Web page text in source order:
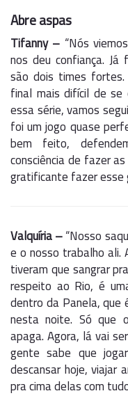
Abre aspas
Tifanny – “Nós
nos deu confiança.
são dois times
final mais difícil de
essa série, vamos
foi um jogo quase
bem feito,
consciência de fazer
gratificante fazer esse
Valquíria –“Nosso
e o nosso trabalho ali.
tiveram que sangrar
respeito ao Rio, é
dentro da Panela, que
nesta noite. Só que
apaga. Agora, lá vai
gente sabe que
descansar hoje, viajar
pra cima delas com